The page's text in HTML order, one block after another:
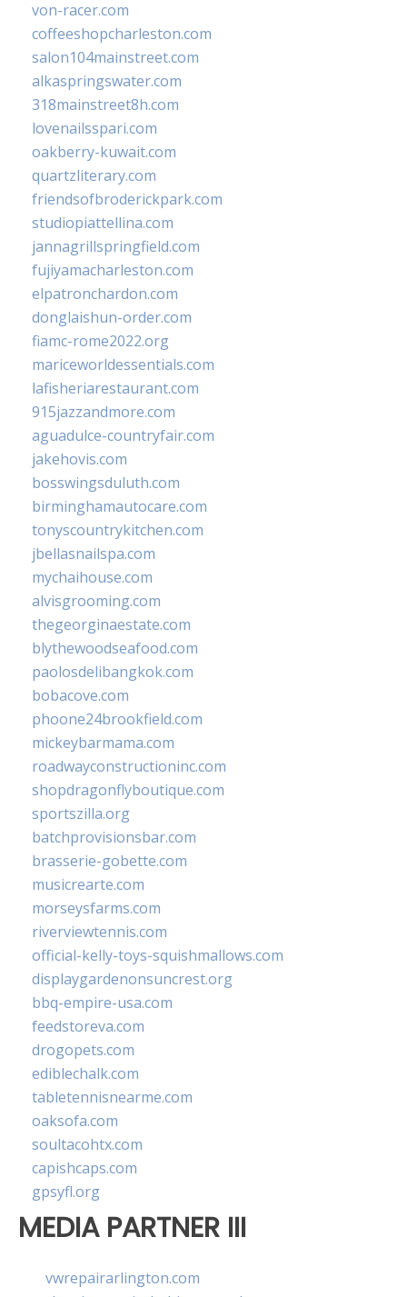
von-racer.com
coffeeshopcharleston.com
salon104mainstreet.com
alkaspringswater.com
318mainstreet8h.com
lovenailsspari.com
oakberry-kuwait.com
quartzliterary.com
friendsofbroderickpark.com
studiopiattellina.com
jannagrillspringfield.com
fujiyamacharleston.com
elpatronchardon.com
donglaishun-order.com
fiamc-rome2022.org
mariceworldessentials.com
lafisheriarestaurant.com
915jazzandmore.com
aguadulce-countryfair.com
jakehovis.com
bosswingsduluth.com
birminghamautocare.com
tonyscountrykitchen.com
jbellasnailspa.com
mychaihouse.com
alvisgrooming.com
thegeorginaestate.com
blythewoodseafood.com
paolosdelibangkok.com
bobacove.com
phoone24brookfield.com
mickeybarmama.com
roadwayconstructioninc.com
shopdragonflyboutique.com
sportszilla.org
batchprovisionsbar.com
brasserie-gobette.com
musicrearte.com
morseysfarms.com
riverviewtennis.com
official-kelly-toys-squishmallows.com
displaygardenonsuncrest.org
bbq-empire-usa.com
feedstoreva.com
drogopets.com
ediblechalk.com
tabletennisnearme.com
oaksofa.com
soultacohtx.com
capishcaps.com
gpsyfl.org
MEDIA PARTNER III
vwrepairarlington.com